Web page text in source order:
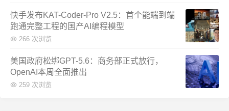
快手发布KAT-Coder-Pro V2.5：首个能端到端
跑通完整工程的国产AI编程模型
266 次浏览
美国政府松绑GPT-5.6：商务部正式放行，
OpenAI本周全面推出
259 次浏览